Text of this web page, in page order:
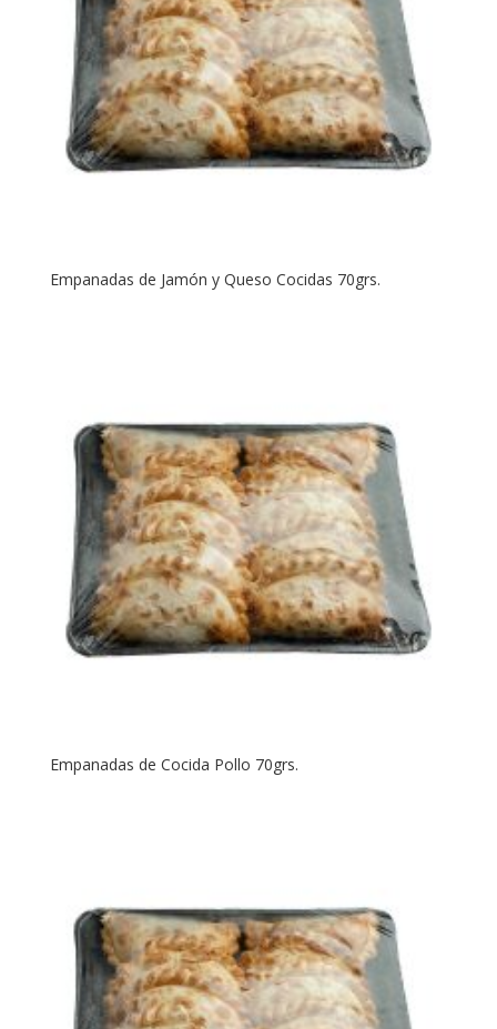
Empanadas de Jamón y Queso Cocidas 70grs.
Empanadas de Cocida Pollo 70grs.